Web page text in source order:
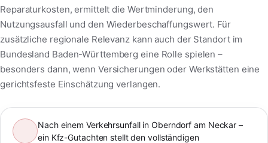
Reparaturkosten, ermittelt die Wertminderung, den
Nutzungsausfall und den Wiederbeschaffungswert. Für
zusätzliche regionale Relevanz kann auch der Standort im
Bundesland Baden-Württemberg eine Rolle spielen –
besonders dann, wenn Versicherungen oder Werkstätten eine
gerichtsfeste Einschätzung verlangen.
Nach einem Verkehrsunfall in Oberndorf am Neckar –
ein Kfz-Gutachten stellt den vollständigen